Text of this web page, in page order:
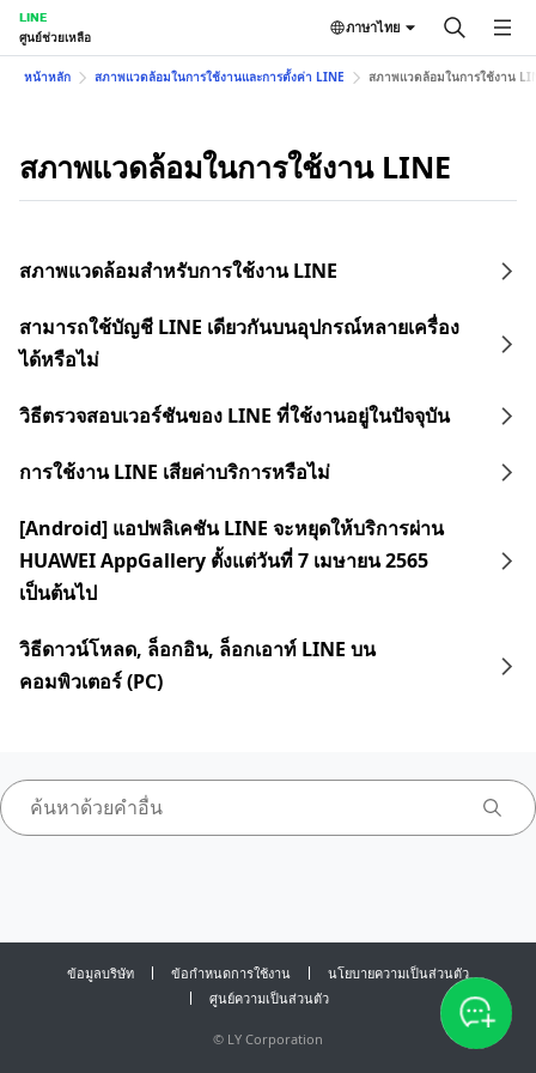
LINE
ศูนย์ช่วยเหลือ
ภาษาไทย
หน้าหลัก สภาพแวดล้อมในการใช้งานและการตั้งค่า LINE สภาพแวดล้อมในการใช้งาน
สภาพแวดล้อมในการใช้งาน LINE
สภาพแวดล้อมสำหรับการใช้งาน LINE
สามารถใช้บัญชี LINE เดียวกันบนอุปกรณ์หลายเครื่อง
ได้หรือไม่
วิธีตรวจสอบเวอร์ชันของ LINE ที่ใช้งานอยู่ในปัจจุบัน
การใช้งาน LINE เสียค่าบริการหรือไม่
[Android] แอปพลิเคชัน LINE จะหยุดให้บริการผ่าน
HUAWEI AppGallery ตั้งแต่วันที่ 7 เมษายน 2565
เป็นต้นไป
วิธีดาวน์โหลด, ล็อกอิน, ล็อกเอาท์ LINE บน
คอมพิวเตอร์ (PC)
ข้อมูลบริษัท ข้อกำหนดการใช้งาน
นโยบายความเป็นส่วนตัว
ศูนย์ความเป็นส่วนตัว
© LY Corporation